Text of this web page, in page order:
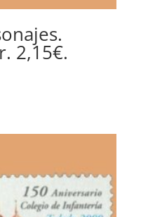
2,15€.